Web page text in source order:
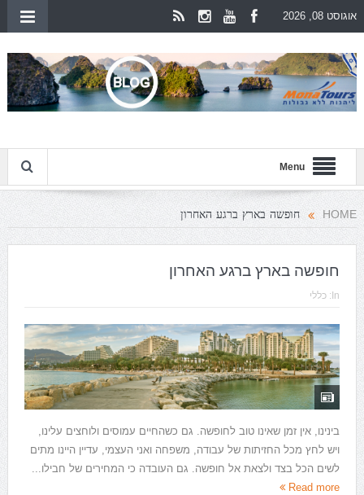
אוגוסט 08, 2026
Menu
HOME חופשה בארץ ברגע האחרון
חופשה בארץ ברגע האחרון
In: כללי
בינינו, אין זמן שאינו טוב לחופשה. גם כשהחיים עמוסים ולוחצים עלינו,
ויש לחץ מכל החזיתות של עבודה, משפחה ואני העצמי, עדיין היינו מתים
לשים הכל בצד ולצאת אל חופשה. גם העובדה כי המחירים של חבילו...
Read more